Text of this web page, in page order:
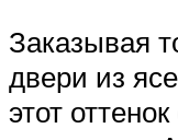
Заказывая
двери из
этот